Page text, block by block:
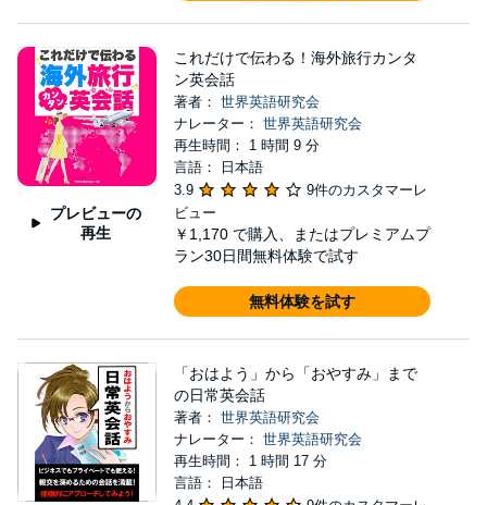
プレビューの
再生
これだけで伝わる！海外旅行カンタ
ン英会話
著者： 世界英語研究会
ナレーター： 世界英語研究会
再生時間： 1 時間 9 分
言語： 日本語
3.9
9件のカスタマーレ
ビュー
￥1,170 で購入、またはプレミアムプ
ラン30日間無料体験で試す
無料体験を試す
「おはよう」から「おやすみ」まで
の日常英会話
著者： 世界英語研究会
ナレーター： 世界英語研究会
再生時間： 1 時間 17 分
言語： 日本語